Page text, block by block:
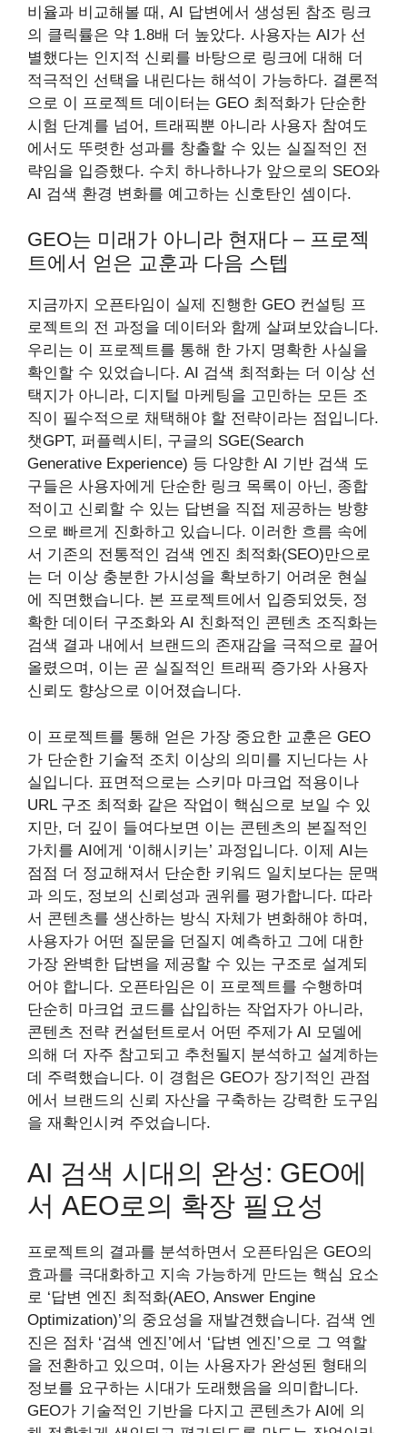
비율과 비교해볼 때, AI 답변에서 생성된 참조 링크
의 클릭률은 약 1.8배 더 높았다. 사용자는 AI가 선
별했다는 인지적 신뢰를 바탕으로 링크에 대해 더
적극적인 선택을 내린다는 해석이 가능하다. 결론적
으로 이 프로젝트 데이터는 GEO 최적화가 단순한
시험 단계를 넘어, 트래픽뿐 아니라 사용자 참여도
에서도 뚜렷한 성과를 창출할 수 있는 실질적인 전
략임을 입증했다. 수치 하나하나가 앞으로의 SEO와
AI 검색 환경 변화를 예고하는 신호탄인 셈이다.
GEO는 미래가 아니라 현재다 – 프로젝
트에서 얻은 교훈과 다음 스텝
지금까지 오픈타임이 실제 진행한 GEO 컨설팅 프
로젝트의 전 과정을 데이터와 함께 살펴보았습니다.
우리는 이 프로젝트를 통해 한 가지 명확한 사실을
확인할 수 있었습니다. AI 검색 최적화는 더 이상 선
택지가 아니라, 디지털 마케팅을 고민하는 모든 조
직이 필수적으로 채택해야 할 전략이라는 점입니다.
챗GPT, 퍼플렉시티, 구글의 SGE(Search
Generative Experience) 등 다양한 AI 기반 검색 도
구들은 사용자에게 단순한 링크 목록이 아닌, 종합
적이고 신뢰할 수 있는 답변을 직접 제공하는 방향
으로 빠르게 진화하고 있습니다. 이러한 흐름 속에
서 기존의 전통적인 검색 엔진 최적화(SEO)만으로
는 더 이상 충분한 가시성을 확보하기 어려운 현실
에 직면했습니다. 본 프로젝트에서 입증되었듯, 정
확한 데이터 구조화와 AI 친화적인 콘텐츠 조직화는
검색 결과 내에서 브랜드의 존재감을 극적으로 끌어
올렸으며, 이는 곧 실질적인 트래픽 증가와 사용자
신뢰도 향상으로 이어졌습니다.
이 프로젝트를 통해 얻은 가장 중요한 교훈은 GEO
가 단순한 기술적 조치 이상의 의미를 지닌다는 사
실입니다. 표면적으로는 스키마 마크업 적용이나
URL 구조 최적화 같은 작업이 핵심으로 보일 수 있
지만, 더 깊이 들여다보면 이는 콘텐츠의 본질적인
가치를 AI에게 ‘이해시키는’ 과정입니다. 이제 AI는
점점 더 정교해져서 단순한 키워드 일치보다는 문맥
과 의도, 정보의 신뢰성과 권위를 평가합니다. 따라
서 콘텐츠를 생산하는 방식 자체가 변화해야 하며,
사용자가 어떤 질문을 던질지 예측하고 그에 대한
가장 완벽한 답변을 제공할 수 있는 구조로 설계되
어야 합니다. 오픈타임은 이 프로젝트를 수행하며
단순히 마크업 코드를 삽입하는 작업자가 아니라,
콘텐츠 전략 컨설턴트로서 어떤 주제가 AI 모델에
의해 더 자주 참고되고 추천될지 분석하고 설계하는
데 주력했습니다. 이 경험은 GEO가 장기적인 관점
에서 브랜드의 신뢰 자산을 구축하는 강력한 도구임
을 재확인시켜 주었습니다.
AI 검색 시대의 완성: GEO에
서 AEO로의 확장 필요성
프로젝트의 결과를 분석하면서 오픈타임은 GEO의
효과를 극대화하고 지속 가능하게 만드는 핵심 요소
로 ‘답변 엔진 최적화(AEO, Answer Engine
Optimization)’의 중요성을 재발견했습니다. 검색 엔
진은 점차 ‘검색 엔진’에서 ‘답변 엔진’으로 그 역할
을 전환하고 있으며, 이는 사용자가 완성된 형태의
정보를 요구하는 시대가 도래했음을 의미합니다.
GEO가 기술적인 기반을 다지고 콘텐츠가 AI에 의